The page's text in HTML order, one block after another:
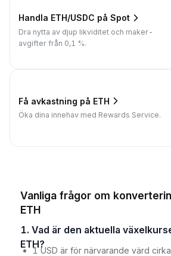
Handla ETH/USDC på Spot
Dra nytta av djup likviditet och maker-
avgifter från 0,1 %.
Få avkastning på ETH
Öka dina innehav med Rewards Service.
Vanliga frågor om
ETH
1. Vad är den aktuella växelkursen för USD till
ETH?
1 USD är för närvarande värd